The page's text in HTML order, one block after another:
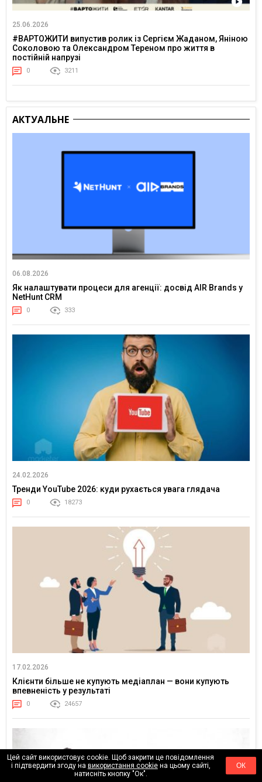
25.06.2026
#ВАРТОЖИТИ випустив ролик із Сергієм Жаданом, Яніною
Соколовою та Олександром Тереном про життя в
постійній напрузі
0 3211
АКТУАЛЬНЕ
06.08.2026
Як налаштувати процеси для агенції: досвід AIR Brands у
NetHunt CRM
0 333
24.02.2026
Тренди YouTube 2026: куди рухається увага глядача
0 18273
17.02.2026
Клієнти більше не купують медіаплан — вони купують
впевненість у результаті
0 24657
Цей сайт використовує cookie. Щоб закрити це повідомлення
і підтвердити згоду на використання cookieна цьому сайті,
натисніть кнопку "Ок".
ОК